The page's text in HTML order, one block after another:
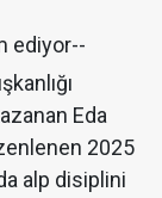
ediyor--
Eda
2025
alp disiplini